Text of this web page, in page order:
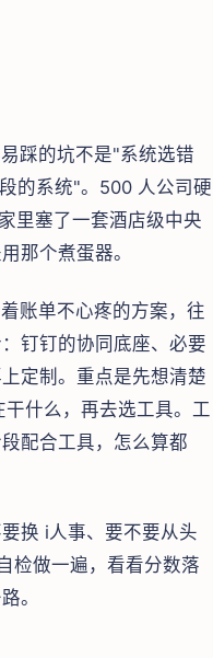
踩的坑不是"系统选错
的系统"。500 人公司硬
里塞了一套酒店级中央
那个煮蛋器。
账单不心疼的方案，往
钉钉的协同底座、必要
定制。重点是先想清楚
什么，再去选工具。工
配合工具，怎么算都
换 i人事、要不要从头
检做一遍，看看分数落
。